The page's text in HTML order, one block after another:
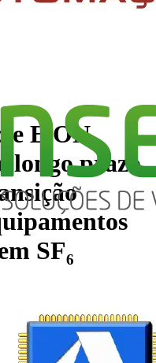
e E.ON
longo prazo
SF₆